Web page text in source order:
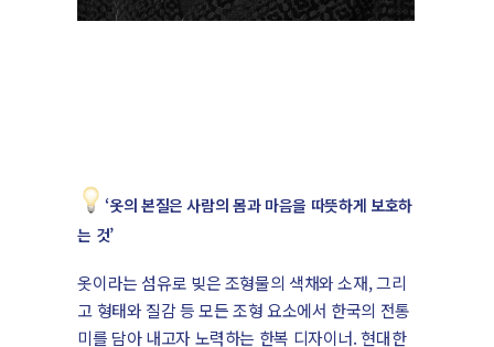
‘옷의 본질은 사람의 몸과 마음을 따뜻하게 보호하
는 것’
옷이라는 섬유로 빚은 조형물의 색채와 소재, 그리
고 형태와 질감 등 모든 조형 요소에서 한국의 전통
미를 담아 내고자 노력하는 한복 디자이너. 현대한